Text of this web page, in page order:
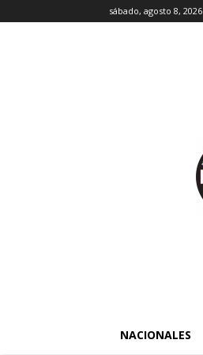
sábado, agosto 8, 2026
NACIONALES